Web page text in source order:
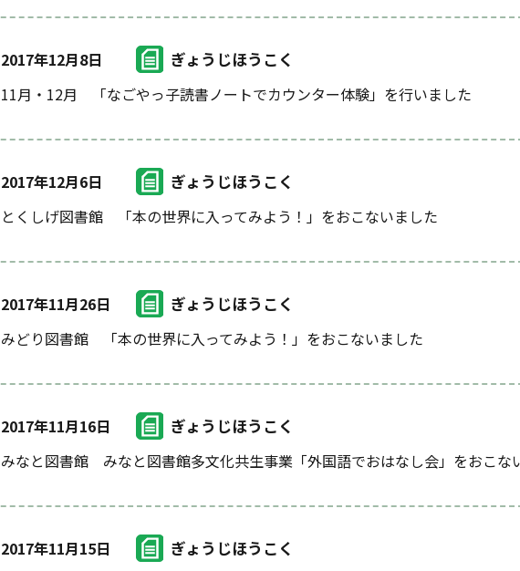
2017年12月8日 ぎょうじほうこく
11月・12月 「なごやっ子読書ノートでカウンター体験」を行いました
2017年12月6日 ぎょうじほうこく
とくしげ図書館 「本の世界に入ってみよう！」をおこないました
2017年11月26日 ぎょうじほうこく
みどり図書館 「本の世界に入ってみよう！」をおこないました
2017年11月16日 ぎょうじほうこく
みなと図書館 みなと図書館多文化共生事業「外国語でおはなし会」をおこな
2017年11月15日 ぎょうじほうこく